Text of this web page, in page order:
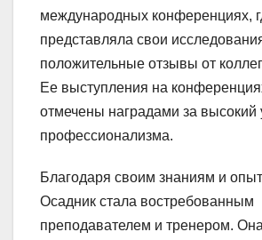
международных конференциях,
представляла свои
положительные отзывы от
Ее выступления на
отмечены наградами за высокий
профессионализма.
Благодаря своим знаниям и
Осадник стала востребованным
преподавателем и тренером.